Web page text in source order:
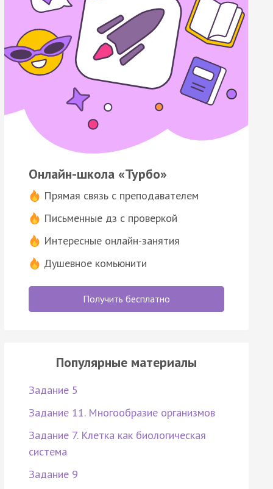
Онлайн-школа «Турбо»
Прямая связь с преподавателем
Письменные дз с проверкой
Интересные онлайн-занятия
Душевное комьюнити
Получить бесплатно
Популярные материалы
Задание 5
Задание 11. Многообразие организмов
Задание 7. Клетка как биологическая
система
Задание 9